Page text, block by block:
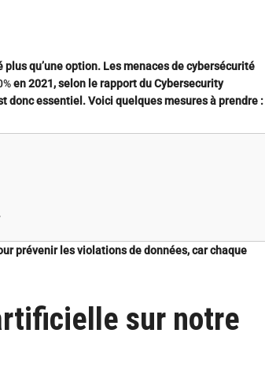
plus qu’une option. Les menaces de cybersécurité
en 2021, selon le rapport du Cybersecurity
donc essentiel. Voici quelques mesures à prendre :
prévenir les violations de données, car chaque
sur notre